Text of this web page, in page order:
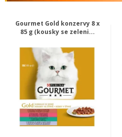
Gourmet Gold konzervy 8 x
85 g (kousky se zeleni...